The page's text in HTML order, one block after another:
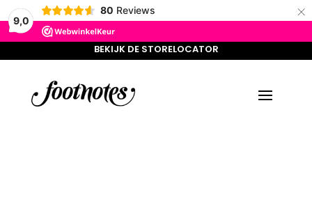
9,0
80 Reviews ×
BEKIJK DE STORELOCATOR
BEKIJK DE STORELOCATOR